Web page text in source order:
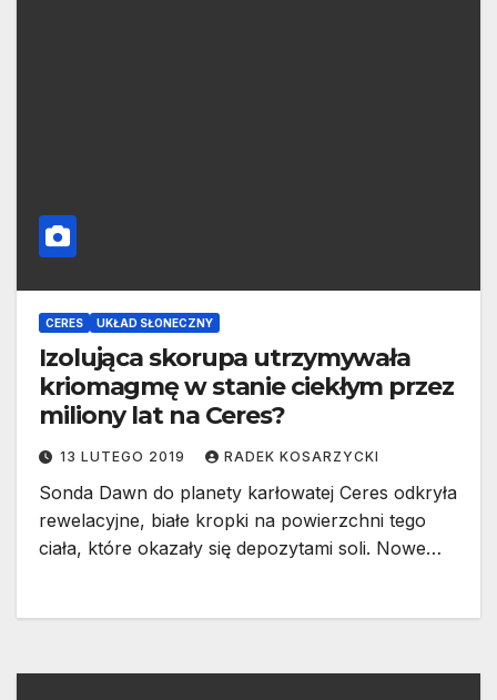
CERES UKŁAD SŁONECZNY
Izolująca skorupa utrzymywała
kriomagmę w stanie ciekłym przez
miliony lat na Ceres?
13 LUTEGO 2019 RADEK KOSARZYCKI
Sonda Dawn do planety karłowatej Ceres odkryła
rewelacyjne, białe kropki na powierzchni tego
ciała, które okazały się depozytami soli. Nowe…